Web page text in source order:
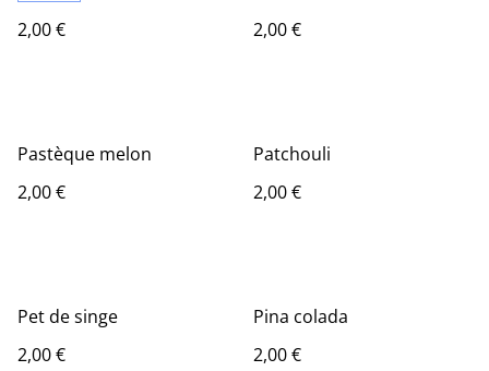
2,00 € 2,00 €
Pastèque melon
2,00 €
Patchouli
2,00 €
Pet de singe
2,00 €
Pina colada
2,00 €